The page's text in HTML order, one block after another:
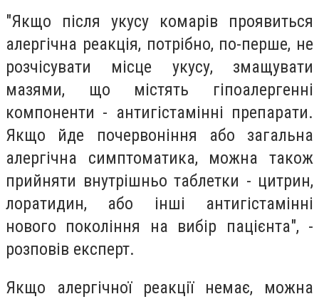
"Якщо після укусу комарів проявиться
алергічна реакція, потрібно, по-перше, не
розчісувати місце укусу, змащувати
мазями, що містять гіпоалергенні
компоненти - антигістамінні препарати.
Якщо йде почервоніння або загальна
алергічна симптоматика, можна також
прийняти внутрішньо таблетки - цитрин,
лоратидин, або інші антигістамінні
нового покоління на вибір пацієнта", -
розповів експерт.
Якщо алергічної реакції немає, можна